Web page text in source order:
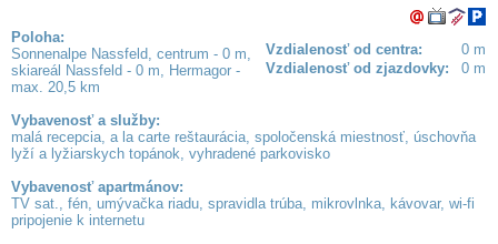
Vzdialenosť od centra:
0 m
Vzdialenosť od zjazdovky:
0 m
Poloha:
Sonnenalpe Nassfeld, centrum - 0 m,
skiareál Nassfeld - 0 m, Hermagor -
max. 20,5 km
Vybavenosť a služby:
malá recepcia, a la carte reštaurácia, spoločenská miestnosť, úschovňa
lyží a lyžiarskych topánok, vyhradené parkovisko
Vybavenosť apartmánov:
TV sat., fén, umývačka riadu, spravidla trúba, mikrovlnka, kávovar, wi-fi
pripojenie k internetu